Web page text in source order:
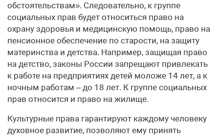
обстоятельствам». Следовательно, к группе
социальных прав будет относиться право на
охрану здоровья и медицинскую помощь, право на
пенсионное обеспечение по старости, на защиту
материнства и детства. Например, защищая право
на детство, законы России запрещают привлекать
к работе на предприятиях детей моложе 14 лет, а к
ночным работам – до 18 лет. К группе социальных
прав относится и право на жилище.
Культурные права гарантируют каждому человеку
духовное развитие, позволяют ему принять